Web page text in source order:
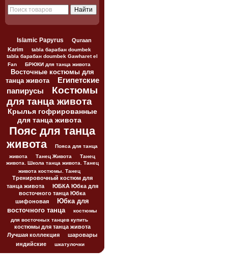
Islamic Papyrus
Quraan
Karim
tabla барабан doumbek
tabla барабан doumbek Gawharet el
Fan
БРЮКИ для танца живота
Восточные костюмы для
танца живота
Египетские
папирусы
Костюмы
для танца живота
Крылья гофрированные
для танца живота
Пояс для танца
живота
Пояса для танца
живота
Танец Живота
Танец
живота. Школа танца живота. Танец
живота костюмы. Танец
Тренировочный костюм для
танца живота
ЮБКА Юбка для
восточного танца Юбка
шифоновая
Юбка для
восточного танца
костюмы
для восточных танцев купить
костюмы для танца живота
Лучшая коллекция
шаровары
индийские
шкатулочки